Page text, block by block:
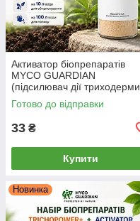
Активатор біопрепаратів
MYCO GUARDIAN
(підсилювач дії триходерми
та фунгіцидів), 6.5 г
Готово до відправки
33 ₴
Купити
Новинка